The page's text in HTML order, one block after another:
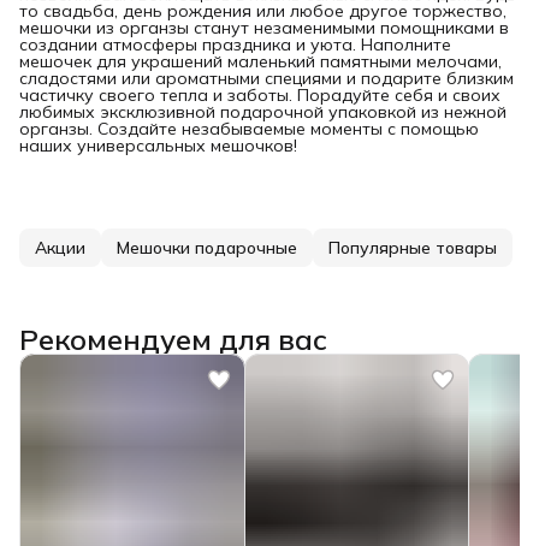
то свадьба, день рождения или любое другое торжество,
мешочки из органзы станут незаменимыми помощниками в
создании атмосферы праздника и уюта. Наполните
мешочек для украшений маленький памятными мелочами,
сладостями или ароматными специями и подарите близким
частичку своего тепла и заботы. Порадуйте себя и своих
любимых эксклюзивной подарочной упаковкой из нежной
органзы. Создайте незабываемые моменты с помощью
наших универсальных мешочков!
Акции Мешочки подарочные Популярные товары
Рекомендуем для вас